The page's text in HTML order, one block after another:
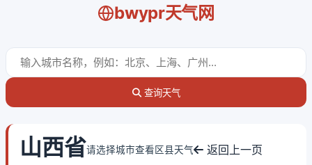
bwypr天气网
查询天气
山西省请选择城市查看区县天气 返回上一页